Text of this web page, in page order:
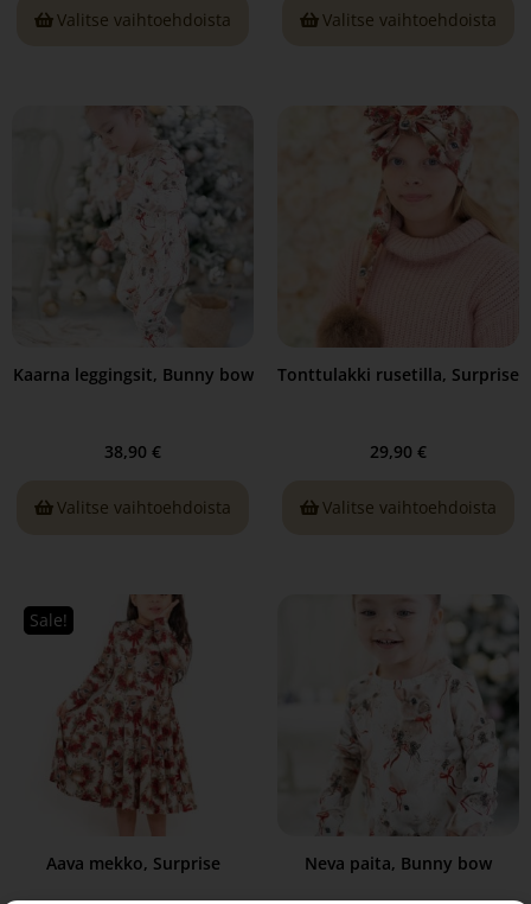
Valitse vaihtoehdoista Valitse vaihtoehdoista
Kaarna leggingsit, Bunny bow
38,90 €
Valitse vaihtoehdoista
Tonttulakki rusetilla, Surprise
29,90 €
Valitse vaihtoehdoista
Sale!
Aava mekko, Surprise Neva paita, Bunny bow